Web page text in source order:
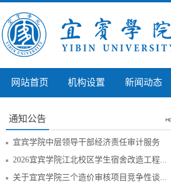
网站首页 机构设置 新闻动态
通知公告
宜宾学院中层领导干部经济责任审计服务
2026宜宾学院江北校区学生宿舍改造工程...
关于宜宾学院三个造价审核项目竞争性谈...